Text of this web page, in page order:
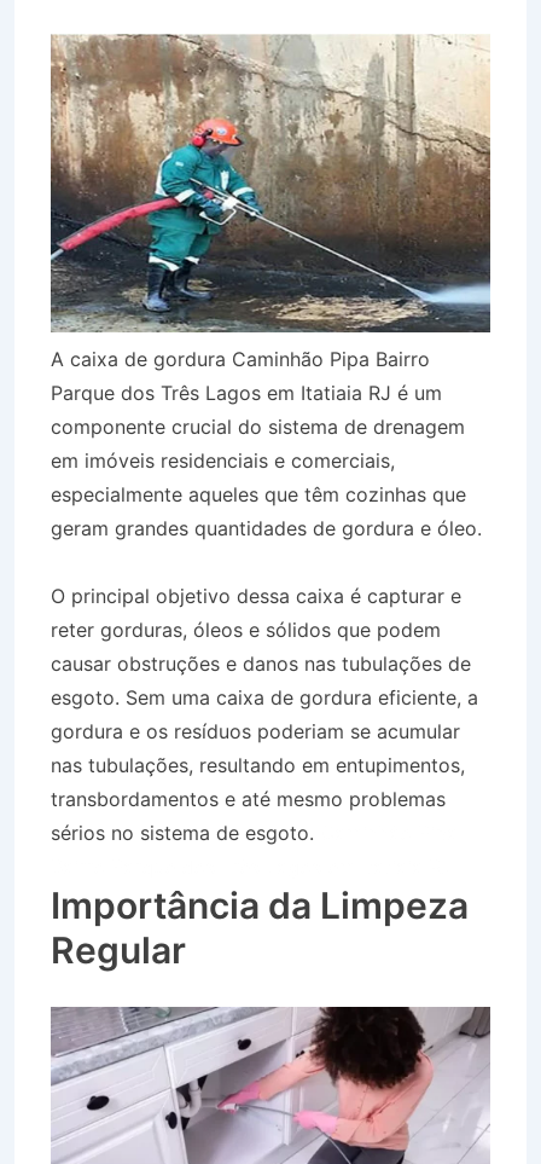
A caixa de gordura Caminhão Pipa Bairro
Parque dos Três Lagos em Itatiaia RJ é um
componente crucial do sistema de drenagem
em imóveis residenciais e comerciais,
especialmente aqueles que têm cozinhas que
geram grandes quantidades de gordura e óleo.
O principal objetivo dessa caixa é capturar e
reter gorduras, óleos e sólidos que podem
causar obstruções e danos nas tubulações de
esgoto. Sem uma caixa de gordura eficiente, a
gordura e os resíduos poderiam se acumular
nas tubulações, resultando em entupimentos,
transbordamentos e até mesmo problemas
sérios no sistema de esgoto.
Importância da Limpeza
Regular